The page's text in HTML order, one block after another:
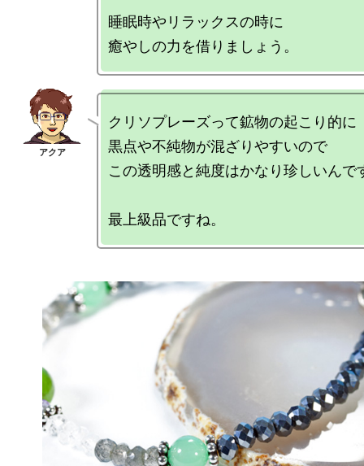
睡眠時やリラックスの時に
クリソプレーズって鉱物の起こり的に
黒点や不純物が混ざりやすいので
この透明感と純度はかなり珍しいんで